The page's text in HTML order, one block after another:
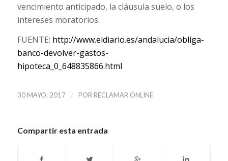
vencimiento anticipado, la cláusula suelo, o los
intereses moratorios.
FUENTE: http://www.eldiario.es/andalucia/obliga-
banco-devolver-gastos-
hipoteca_0_648835866.html
30 MAYO, 2017 / POR RECLAMAR ONLINE
Compartir esta entrada